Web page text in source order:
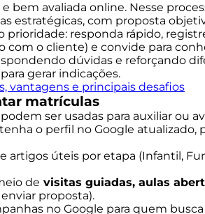
bem avaliada online. Nesse
estratégicas, com proposta
responda rápido,
o cliente) e convide para
dúvidas e reforçando
gerar indicações.
vantagens e principais desafios
matrículas
ser usadas para auxiliar ou
o perfil no Google atualizado,
artigos úteis por etapa (Infantil,
de visitas guiadas, aulas
proposta).
no Google para quem